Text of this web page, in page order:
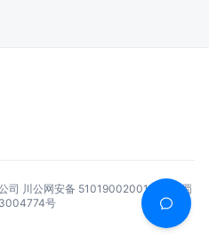
司 川公网安备 51019002001144号
蜀
号